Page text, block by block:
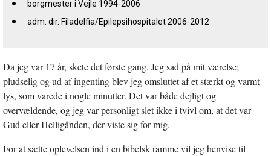
borgmester i Vejle 1994-2006
adm. dir. Filadelfia/Epilepsihospitalet 2006-2012
Da jeg var 17 år, skete det første gang. Jeg sad på mit værelse;
pludselig og ud af ingenting blev jeg omsluttet af et stærkt og varmt
lys, som varede i nogle minutter. Det var både dejligt og
overvældende, og jeg var personligt slet ikke i tvivl om, at det var
Gud eller Helligånden, der viste sig for mig.
For at sætte oplevelsen ind i en bibelsk ramme vil jeg henvise til